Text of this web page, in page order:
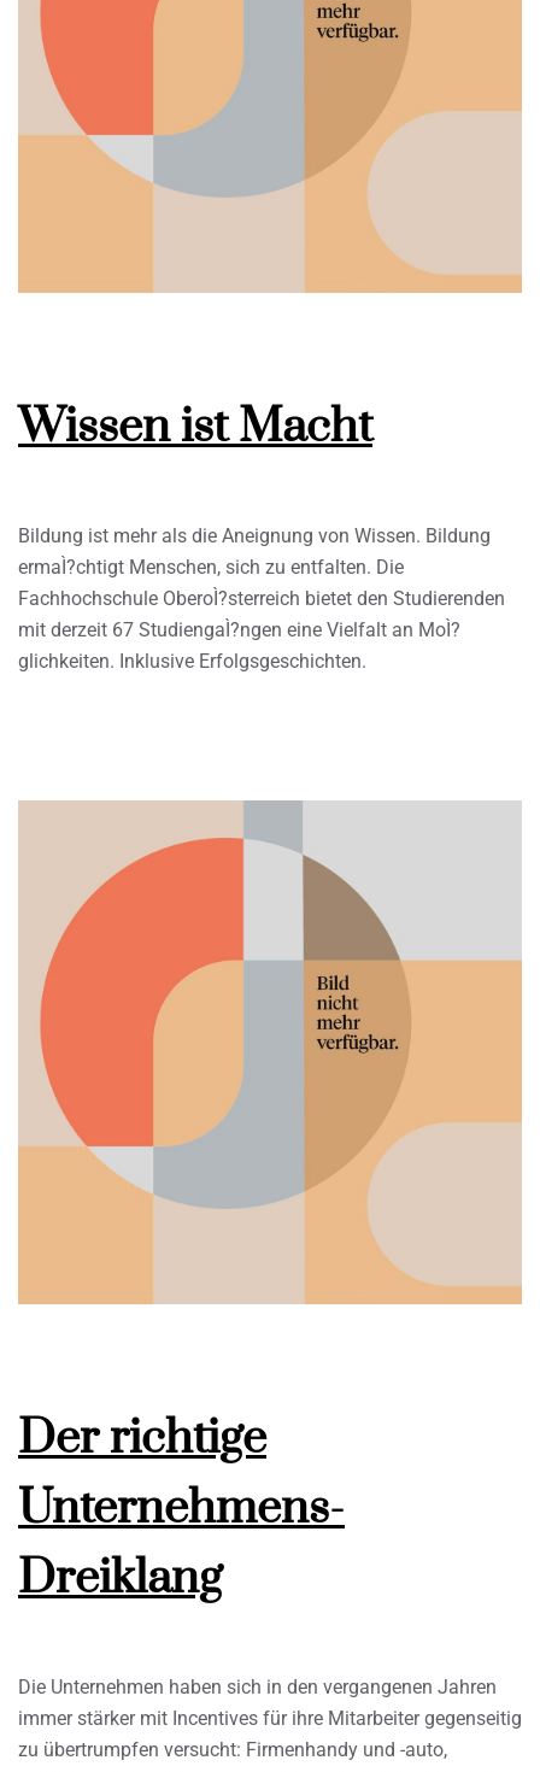
Wissen ist Macht
Bildung ist mehr als die Aneignung von Wissen. Bildung
ermaÌ?chtigt Menschen, sich zu entfalten. Die
Fachhochschule OberoÌ?sterreich bietet den Studierenden
mit derzeit 67 StudiengaÌ?ngen eine Vielfalt an MoÌ?
glichkeiten. Inklusive Erfolgsgeschichten.
Der richtige
Unternehmens-
Dreiklang
Die Unternehmen haben sich in den vergangenen Jahren
immer stärker mit Incentives für ihre Mitarbeiter gegenseitig
zu übertrumpfen versucht: Firmenhandy und -auto,